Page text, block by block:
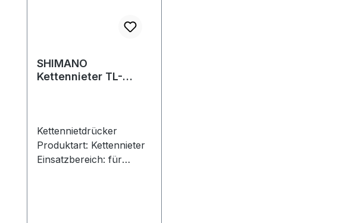
SHIMANO
Kettennieter TL-
Kettennietdrücker
Produktart: Kettennieter
Einsatzbereich: für